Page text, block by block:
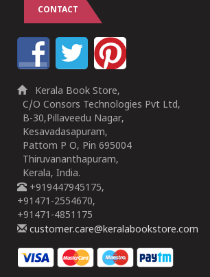
CONTACT
Kerala Book Store,
C/O Consors Technologies Pvt Ltd,
B-30,Pillaveedu Nagar,
Kesavadasapuram,
Pattom P O, Pin 695004
Thiruvananthapuram,
Kerala, India.
+919447945175,
+91471-2554670,
+91471-4851175
customer.care@keralabookstore.com